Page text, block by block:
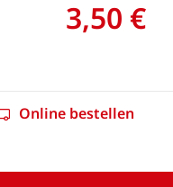
3,50 €
Online bestellen